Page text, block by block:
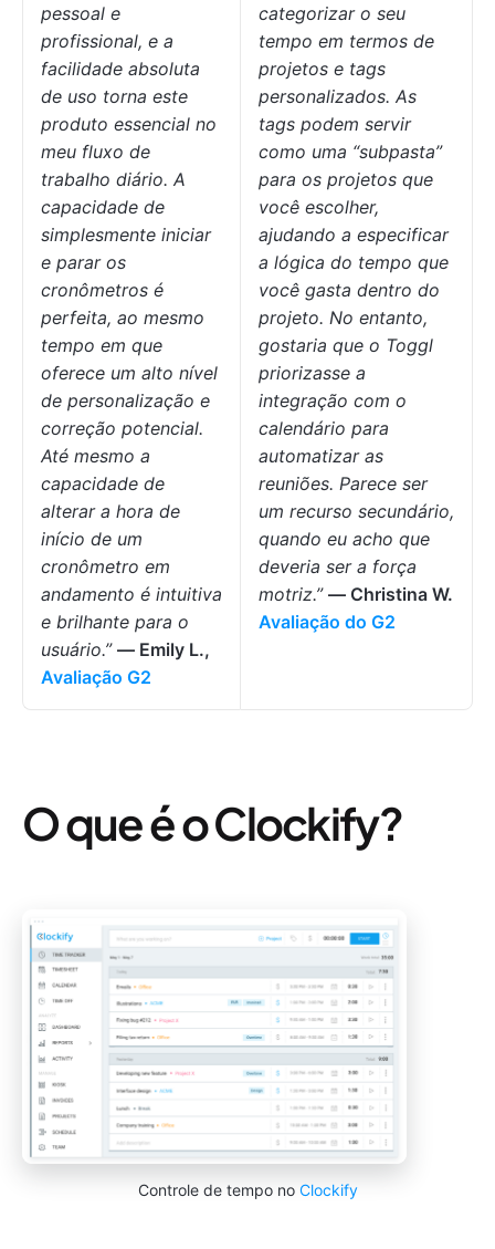
pessoal e
profissional, e a
facilidade absoluta
de uso torna este
produto essencial no
meu fluxo de
trabalho diário. A
capacidade de
simplesmente iniciar
e parar os
cronômetros é
perfeita, ao mesmo
tempo em que
oferece um alto nível
de personalização e
correção potencial.
Até mesmo a
capacidade de
alterar a hora de
início de um
cronômetro em
andamento é intuitiva
e brilhante para o
usuário.” — Emily L.,
Avaliação G2
categorizar o seu
tempo em termos de
projetos e tags
personalizados. As
tags podem servir
como uma “subpasta”
para os projetos que
você escolher,
ajudando a especificar
a lógica do tempo que
você gasta dentro do
projeto. No entanto,
gostaria que o Toggl
priorizasse a
integração com o
calendário para
automatizar as
reuniões. Parece ser
um recurso secundário,
quando eu acho que
deveria ser a força
motriz.” — Christina W.
Avaliação do G2
O que é o Clockify?
Controle de tempo no Clockify